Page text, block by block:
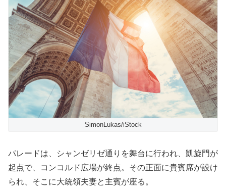
SimonLukas/iStock
パレードは、シャンゼリゼ通りを舞台に行われ、凱旋門が
起点で、コンコルド広場が終点。その正面に貴賓席が設け
られ、そこに大統領夫妻と主賓が座る。